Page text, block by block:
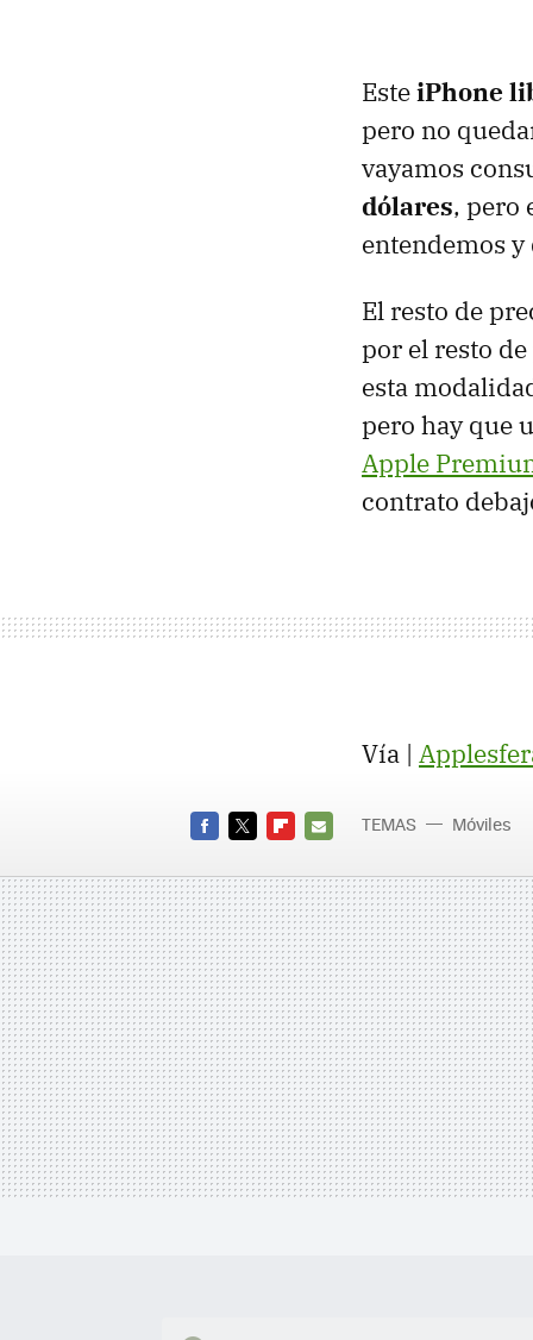
EsteiPhone
pero no
vayamos
dólares, pero
entendemos y
El resto de
por el resto
esta
pero hay que
Apple
contrato
Vía |
MAIL
TEMAS Móviles